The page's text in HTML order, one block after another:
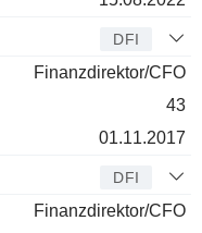
DFI
Finanzdirektor/CFO
43
01.11.2017
DFI
Finanzdirektor/CFO